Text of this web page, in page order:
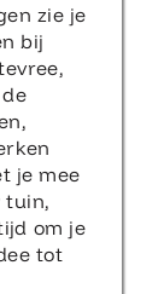
zie je
bij
je mee
tuin,
om je
tot